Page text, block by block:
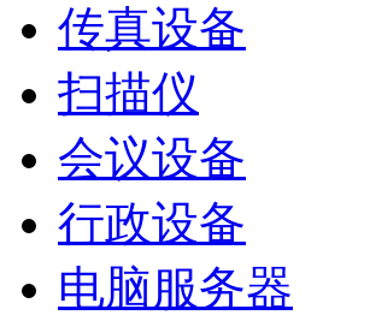
传真设备
扫描仪
会议设备
行政设备
电脑服务器